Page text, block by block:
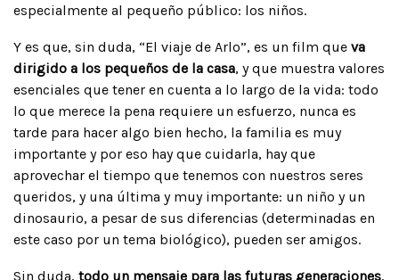
especialmente al pequeño público: los niños.
Y es que, sin duda, “El viaje de Arlo”, es un film que va
dirigido a los pequeños de la casa, y que muestra valores
esenciales que tener en cuenta a lo largo de la vida: todo
lo que merece la pena requiere un esfuerzo, nunca es
tarde para hacer algo bien hecho, la familia es muy
importante y por eso hay que cuidarla, hay que
aprovechar el tiempo que tenemos con nuestros seres
queridos, y una última y muy importante: un niño y un
dinosaurio, a pesar de sus diferencias (determinadas en
este caso por un tema biológico), pueden ser amigos.
Sin duda, todo un mensaje para las futuras generaciones,